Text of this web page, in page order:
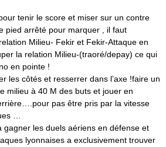
tenir le score et miser sur un contre
pied arrêté pour marquer , il faut
Milieu- Fekir et Fekir-Attaque en
la relation Milieu-(traoré/depay) ce qui
en pointe !
les côtés et resserrer dans l’axe !faire un
milieu à 40 M des buts et jouer en
pas être pris par la vitesse
…
gagner les duels aériens en défense et
lyonnaises a exclusivement trouver